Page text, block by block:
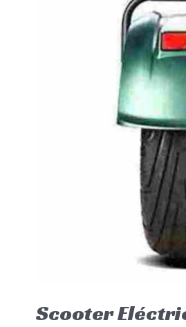
Scooter